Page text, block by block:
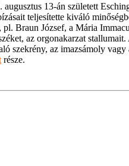
13-án született
teljesítette kiváló
Braun József, a Mária
az orgonakarzat
szekrény, az imazsámoly
része.